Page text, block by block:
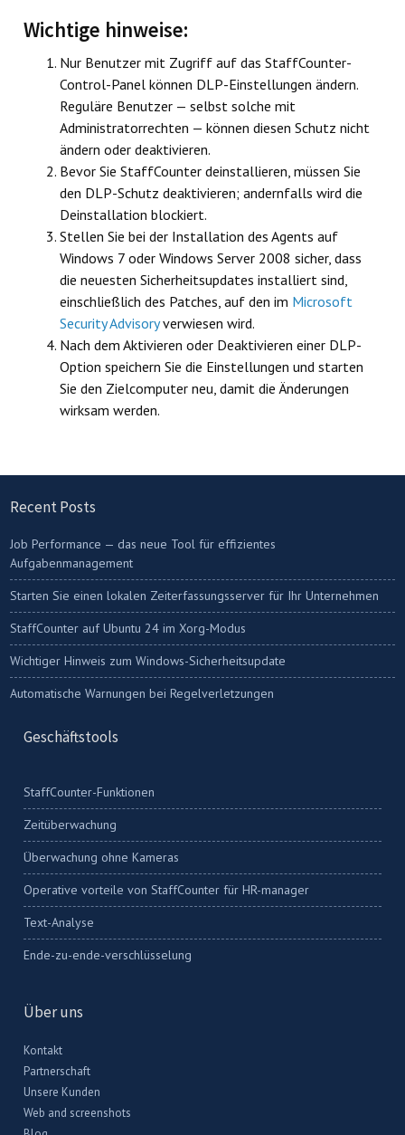
Wichtige hinweise:
Nur Benutzer mit Zugriff auf das StaffCounter-
Control-Panel können DLP-Einstellungen ändern.
Reguläre Benutzer — selbst solche mit
Administratorrechten — können diesen Schutz nicht
ändern oder deaktivieren.
Bevor Sie StaffCounter deinstallieren, müssen Sie
den DLP-Schutz deaktivieren; andernfalls wird die
Deinstallation blockiert.
Stellen Sie bei der Installation des Agents auf
Windows 7 oder Windows Server 2008 sicher, dass
die neuesten Sicherheitsupdates installiert sind,
einschließlich des Patches, auf den im Microsoft
Security Advisoryverwiesen wird.
Nach dem Aktivieren oder Deaktivieren einer DLP-
Option speichern Sie die Einstellungen und starten
Sie den Zielcomputer neu, damit die Änderungen
wirksam werden.
Recent Posts
Job Performance — das neue Tool für effizientes
Aufgabenmanagement
Starten Sie einen lokalen Zeiterfassungsserver für Ihr Unternehmen
StaffCounter auf Ubuntu 24 im Xorg-Modus
Wichtiger Hinweis zum Windows-Sicherheitsupdate
Automatische Warnungen bei Regelverletzungen
Geschäftstools
StaffCounter-Funktionen
Zeitüberwachung
Überwachung ohne Kameras
Operative vorteile von StaffCounter für HR-manager
Text-Analyse
Ende-zu-ende-verschlüsselung
Über uns
Kontakt
Partnerschaft
Unsere Kunden
Web and screenshots